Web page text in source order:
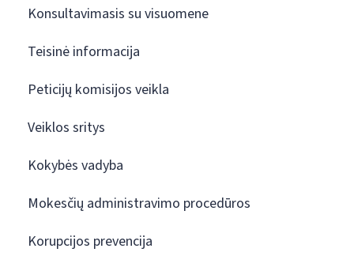
Konsultavimasis su visuomene
Teisinė informacija
Peticijų komisijos veikla
Veiklos sritys
Kokybės vadyba
Mokesčių administravimo procedūros
Korupcijos prevencija